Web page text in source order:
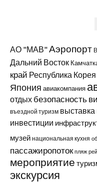
АО "МАВ"Аэропорт
Дальний Восток
край Республика Корея
Япония авиакомпания
отдых безопасность
въездной туризм выставка
инвестиции
музей национальная кухня
пассажиропоток пляж
мероприятие
экскурсия